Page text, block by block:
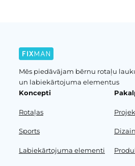
Mēs piedāvājam bērnu rotaļu
un labiekārtojuma elementus
Koncepti
Rotaļas
Sports
Labiekārtojuma elementi